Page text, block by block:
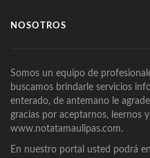
NOSOTROS
Somos un equipo de
buscamos brindarle servicios
enterado, de antemano le
gracias por aceptarnos, leernos
www.notatamaulipas.com.
En nuestro portal usted podrá